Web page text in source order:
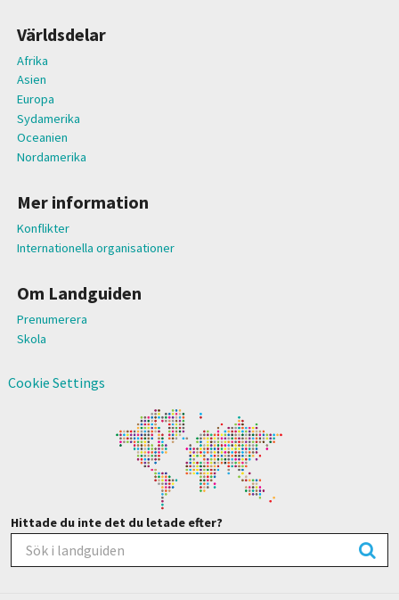
Världsdelar
Afrika
Asien
Europa
Sydamerika
Oceanien
Nordamerika
Mer information
Konflikter
Internationella organisationer
Om Landguiden
Prenumerera
Skola
Cookie Settings
Hittade du inte det du letade efter?